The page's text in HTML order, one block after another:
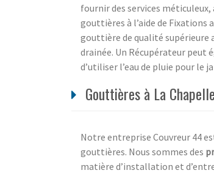
fournir des services
gouttières à l’aide de Fixations
gouttière de qualité supérieure
drainée. Un Récupérateur
d’utiliser l’eau de pluie pour le
Gouttières à La
Notre entreprise Couvreur 44
gouttières. Nous sommes des
matière d’installation et